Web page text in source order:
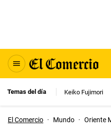
Temas del día Keiko Fujimori
El Comercio · Mundo · Oriente